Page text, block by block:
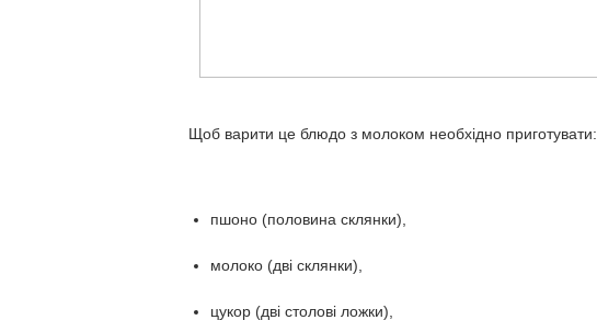
Щоб варити це блюдо з молоком необхідно приготувати:
пшоно (половина склянки),
молоко (дві склянки),
цукор (дві столові ложки),